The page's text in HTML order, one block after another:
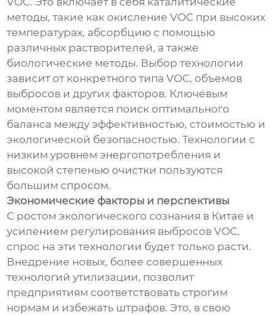
методы, такие как окисление VOC при высоких
температурах, абсорбцию с помощью
различных растворителей, а также
биологические методы. Выбор технологии
зависит от конкретного типа VOC, объемов
выбросов и других факторов. Ключевым
моментом является поиск оптимального
баланса между эффективностью, стоимостью и
экологической безопасностью. Технологии с
низким уровнем энергопотребления и
высокой степенью очистки пользуются
большим спросом.
Экономические факторы и перспективы
С ростом экологического сознания в Китае и
усилением регулирования выбросов VOC,
спрос на эти технологии будет только расти.
Внедрение новых, более совершенных
технологий утилизации, позволит
предприятиям соответствовать строгим
нормам и избежать штрафов. Это, в свою